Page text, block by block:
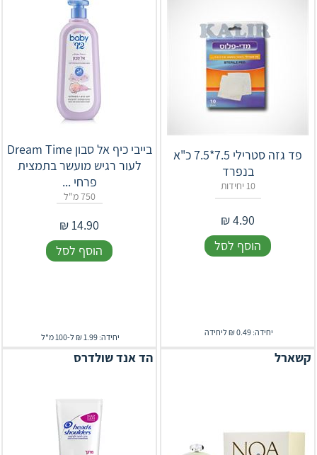
פד גזה סטרילי 7.5*7.5 כ"א
בנפרד
10 יחידות
4.90
₪
הוסף לסל
יחידה: 0.49 ₪ ליחידה
בייבי כיף אל סבון Dream Time
לעור רגיש מועשר בתמצית
פרחי ...
750 מ"ל
14.90
₪
הוסף לסל
יחידה: 1.99 ₪ ל-100 מ"ל
קשארל הד אנד שולדרס